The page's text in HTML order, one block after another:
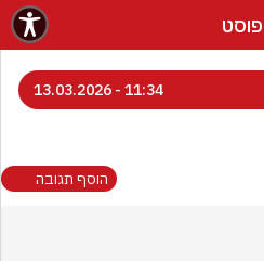
פוסט
11:34 - 13.03.2026
הוסף תגובה